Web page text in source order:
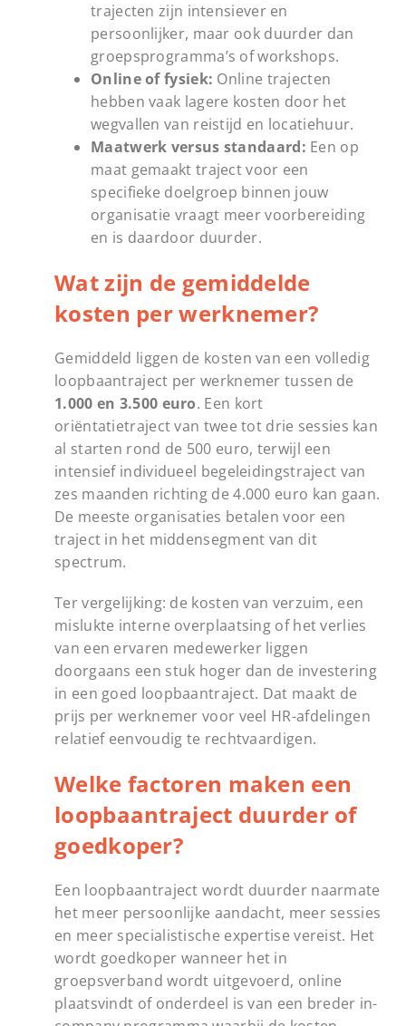
trajecten zijn intensiever en
persoonlijker, maar ook duurder dan
groepsprogramma’s of workshops.
Online of fysiek: Online trajecten
hebben vaak lagere kosten door het
wegvallen van reistijd en locatiehuur.
Maatwerk versus standaard: Een op
maat gemaakt traject voor een
specifieke doelgroep binnen jouw
organisatie vraagt meer voorbereiding
en is daardoor duurder.
Wat zijn de gemiddelde
kosten per werknemer?
Gemiddeld liggen de kosten van een volledig
loopbaantraject per werknemer tussen de
1.000 en 3.500 euro. Een kort
oriëntatietraject van twee tot drie sessies kan
al starten rond de 500 euro, terwijl een
intensief individueel begeleidingstraject van
zes maanden richting de 4.000 euro kan gaan.
De meeste organisaties betalen voor een
traject in het middensegment van dit
spectrum.
Ter vergelijking: de kosten van verzuim, een
mislukte interne overplaatsing of het verlies
van een ervaren medewerker liggen
doorgaans een stuk hoger dan de investering
in een goed loopbaantraject. Dat maakt de
prijs per werknemer voor veel HR-afdelingen
relatief eenvoudig te rechtvaardigen.
Welke factoren maken een
loopbaantraject duurder of
goedkoper?
Een loopbaantraject wordt duurder naarmate
het meer persoonlijke aandacht, meer sessies
en meer specialistische expertise vereist. Het
wordt goedkoper wanneer het in
groepsverband wordt uitgevoerd, online
plaatsvindt of onderdeel is van een breder in-